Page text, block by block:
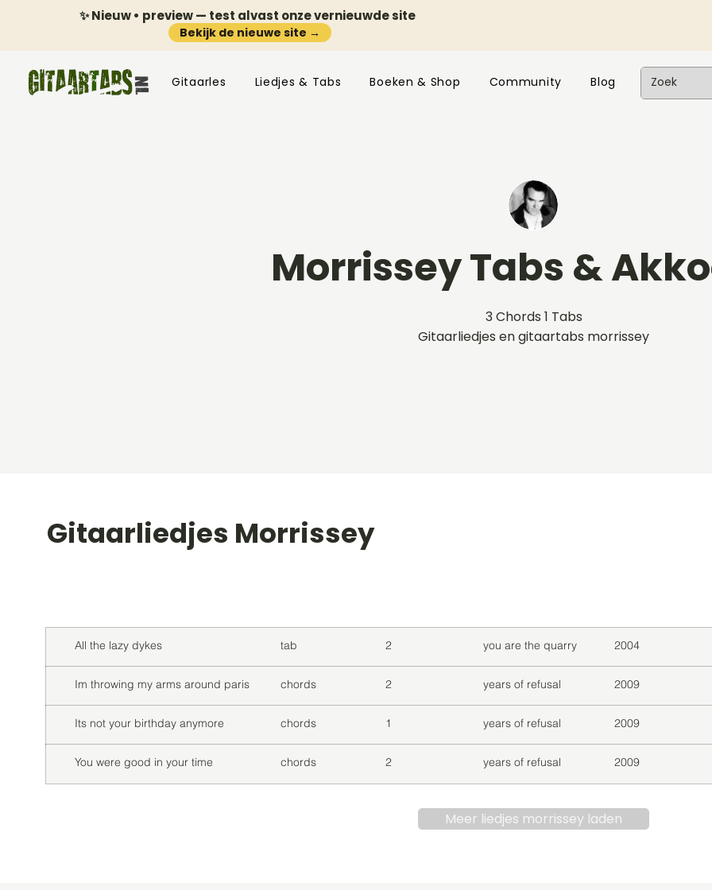
✨ Nieuw • preview — test alvast onze vernieuwde site
Bekijk de nieuwe site →
Gitaarles Liedjes & Tabs Boeken & Shop Community Blog
Morrissey Tabs &
3 Chords 1 Tabs
Gitaarliedjes en gitaartabs morrissey
Gitaarliedjes Morrissey
All the lazy dykes tab 2 you are the quarry 2004
Im throwing my arms around paris chords 2 years of refusal 2009
Its not your birthday anymore chords 1 years of refusal 2009
You were good in your time chords 2 years of refusal 2009
Meer liedjes morrissey laden